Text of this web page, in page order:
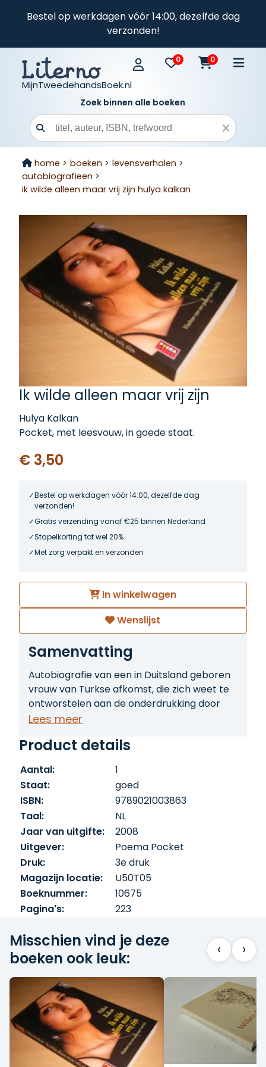
Bestel op werkdagen vóór 14:00, dezelfde dag
verzonden!
MijnTweedehandsBoek.nl
0 0
Zoek binnen alle boeken
Zoekveld
home > boeken > levensverhalen >
autobiografieen >
ik wilde alleen maar vrij zijn hulya kalkan
Ik wilde alleen maar vrij zijn
Hulya Kalkan
Pocket, met leesvouw, in goede staat.
€ 3,50
Bestel op werkdagen vóór 14:00, dezelfde dag
verzonden!
Gratis verzending vanaf €25 binnen Nederland
Stapelkorting tot wel 20%
Met zorg verpakt en verzonden
In winkelwagen
Wenslijst
Samenvatting
Autobiografie van een in Duitsland geboren
vrouw van Turkse afkomst, die zich weet te
ontworstelen aan de onderdrukking door
haar familie.
Lees meer
Product details
Aantal:
1
Staat:
goed
ISBN:
9789021003863
Taal:
NL
Jaar van uitgifte:
2008
Uitgever:
Poema Pocket
Druk:
3e druk
Magazijn locatie:
U50T05
Boeknummer:
10675
Pagina's:
223
Misschien vind je deze
boeken ook leuk:
‹ ›